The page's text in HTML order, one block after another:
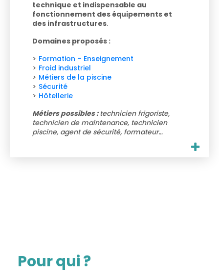
technique et indispensable au
fonctionnement des équipements et
des infrastructures.
Domaines proposés :
Formation – Enseignement
Froid industriel
Métiers de la piscine
Sécurité
Hôtellerie
Métiers possibles :technicien frigoriste,
technicien de maintenance, technicien
piscine, agent de sécurité, formateur…
Pour qui ?